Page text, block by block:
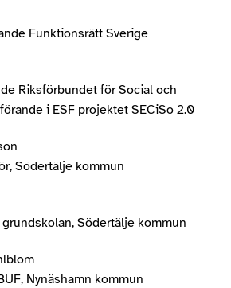
Funktionsrätt Sverige
Riksförbundet för Social och
i ESF projektet SECiSo 2.0
Södertälje kommun
Södertälje kommun
Nynäshamn kommun